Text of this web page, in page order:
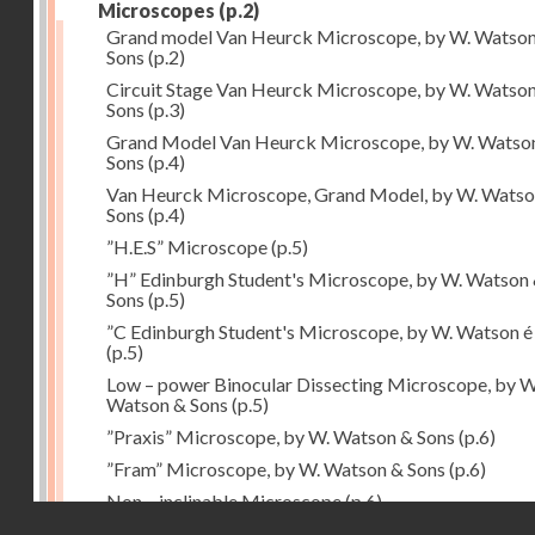
Microscopes (p.2)
Grand model Van Heurck Microscope, by W.
Sons (p.2)
Circuit Stage Van Heurck Microscope, by W.
Sons (p.3)
Grand Model Van Heurck Microscope, by W.
Sons (p.4)
Van Heurck Microscope, Grand Model, by W.
Sons (p.4)
”H.E.S” Microscope(p.5)
”H” Edinburgh Student's Microscope, by W. Watson
Sons (p.5)
”C Edinburgh Student's Microscope, by W. Watson é
(p.5)
Low – power Binocular Dissecting Microscope, by
Watson & Sons (p.5)
”Praxis” Microscope, by W. Watson & Sons (p.6)
”Fram” Microscope, by W. Watson & Sons (p.6)
Non – inclinable Microscope(p.6)